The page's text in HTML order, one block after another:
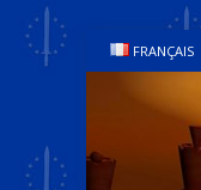
FRANÇAIS